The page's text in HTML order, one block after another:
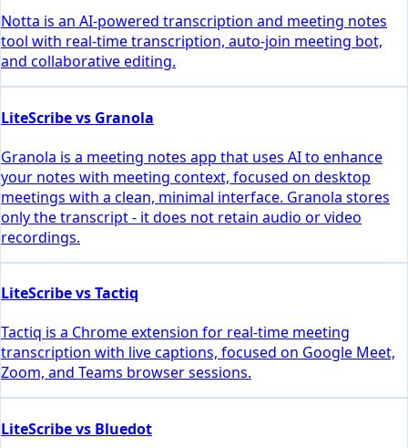
Notta is an AI-powered transcription and meeting notes
tool with real-time transcription, auto-join meeting bot,
and collaborative editing.
LiteScribe vs Granola
Granola is a meeting notes app that uses AI to enhance
your notes with meeting context, focused on desktop
meetings with a clean, minimal interface. Granola stores
only the transcript - it does not retain audio or video
recordings.
LiteScribe vs Tactiq
Tactiq is a Chrome extension for real-time meeting
transcription with live captions, focused on Google Meet,
Zoom, and Teams browser sessions.
LiteScribe vs Bluedot